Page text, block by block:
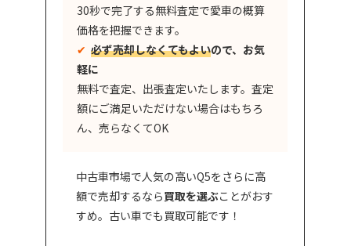
30秒で完了する無料査定で愛車の概算
価格を把握できます。
✔︎ 必ず売却しなくてもよいので、お気
軽に
無料で査定、出張査定いたします。査定
額にご満足いただけない場合はもちろ
ん、売らなくてOK
中古車市場で人気の高いQ5をさらに高
額で売却するなら買取を選ぶことがおす
すめ。古い車でも買取可能です！